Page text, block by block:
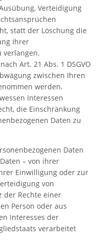
Verteidigung
statt der Löschung die
Ihrer
verlangen.
Art. 21 Abs. 1 DSGVO
zwischen Ihren
werden.
Interessen
die Einschränkung
Daten zu
Daten
– von ihrer
Einwilligung oder zur
von
der Rechte einer
Person oder aus
Interesses der
verarbeitet